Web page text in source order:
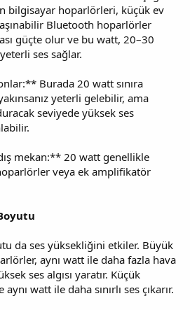
bilgisayar hoparlörleri, küçük ev
Bluetooth hoparlörler
güçte olur ve bu watt, 20–30
ses sağlar.
Burada 20 watt sınıra
yeterli gelebilir, ama
seviyede yüksek ses
mekan:** 20 watt genellikle
veya ek amplifikatör
da ses yüksekliğini etkiler. Büyük
aynı watt ile daha fazla hava
ses algısı yaratır. Küçük
watt ile daha sınırlı ses çıkarır.